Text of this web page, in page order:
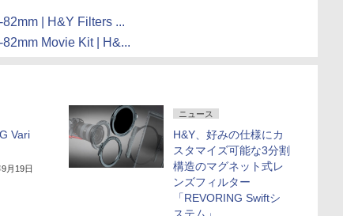
| H&Y Filters ...
Movie Kit | H&...
Vari
月19日
ニュース
H&Y、好みの仕様にカ
スタマイズ可能な3分割
構造のマグネット式レ
ンズフィルター
「REVORING Swiftシ